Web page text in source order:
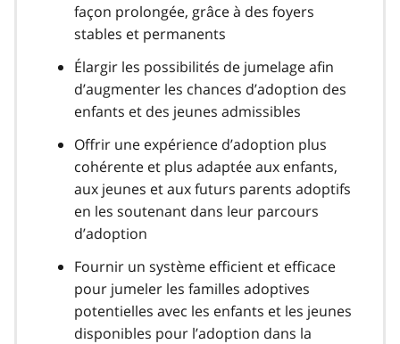
façon prolongée, grâce à des foyers
stables et permanents
Élargir les possibilités de jumelage afin
d’augmenter les chances d’adoption des
enfants et des jeunes admissibles
Offrir une expérience d’adoption plus
cohérente et plus adaptée aux enfants,
aux jeunes et aux futurs parents adoptifs
en les soutenant dans leur parcours
d’adoption
Fournir un système efficient et efficace
pour jumeler les familles adoptives
potentielles avec les enfants et les jeunes
disponibles pour l’adoption dans la